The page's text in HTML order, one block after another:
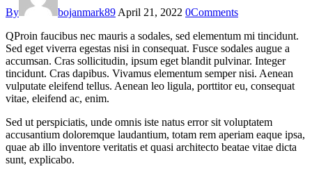
By bojanmark89 April 21, 2022 0Comments
QProin faucibus nec mauris a sodales, sed elementum mi tincidunt.
Sed eget viverra egestas nisi in consequat. Fusce sodales augue a
accumsan. Cras sollicitudin, ipsum eget blandit pulvinar. Integer
tincidunt. Cras dapibus. Vivamus elementum semper nisi. Aenean
vulputate eleifend tellus. Aenean leo ligula, porttitor eu, consequat
vitae, eleifend ac, enim.
Sed ut perspiciatis, unde omnis iste natus error sit voluptatem
accusantium doloremque laudantium, totam rem aperiam eaque ipsa,
quae ab illo inventore veritatis et quasi architecto beatae vitae dicta
sunt, explicabo.